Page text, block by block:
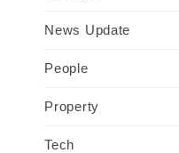
News Update
People
Property
Tech